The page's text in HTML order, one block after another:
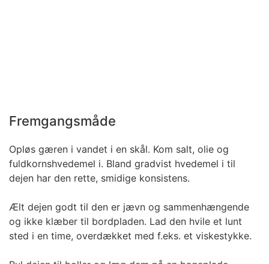
Fremgangsmåde
Opløs gæren i vandet i en skål. Kom salt, olie og
fuldkornshvedemel i. Bland gradvist hvedemel i til
dejen har den rette, smidige konsistens.
Ælt dejen godt til den er jævn og sammenhængende
og ikke klæber til bordpladen. Lad den hvile et lunt
sted i en time, overdækket med f.eks. et viskestykke.